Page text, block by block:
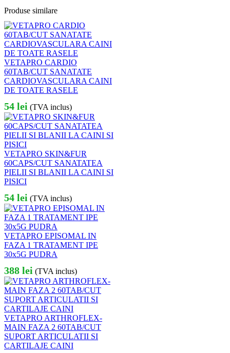
Produse similare
VETAPRO CARDIO
60TAB/CUT SANATATE
CARDIOVASCULARA CAINI
DE TOATE RASELE
54 lei (TVA inclus)
VETAPRO SKIN&FUR
60CAPS/CUT SANATATEA
PIELII SI BLANII LA CAINI SI
PISICI
54 lei (TVA inclus)
VETAPRO EPISOMAL IN
FAZA 1 TRATAMENT IPE
30x5G PUDRA
388 lei (TVA inclus)
VETAPRO ARTHROFLEX-
MAIN FAZA 2 60TAB/CUT
SUPORT ARTICULATII SI
CARTILAJE CAINI